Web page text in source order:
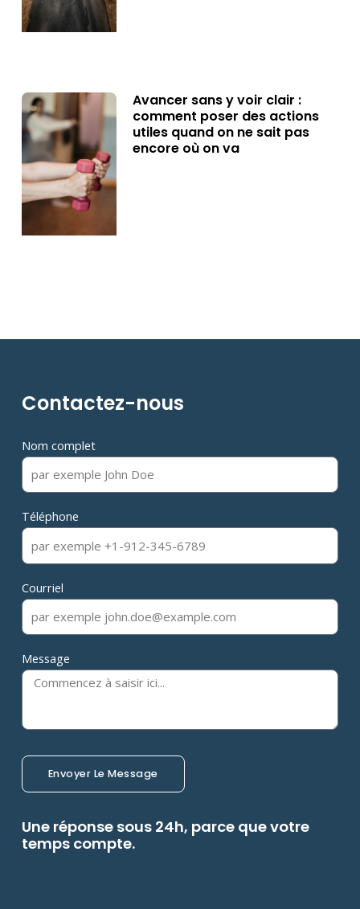
Avancer sans y voir clair :
comment poser des actions
utiles quand on ne sait pas
encore où on va
Contactez-nous
Nom complet
Téléphone
Courriel
Message
Envoyer Le Message
Une réponse sous 24h, parce que votre
temps compte.